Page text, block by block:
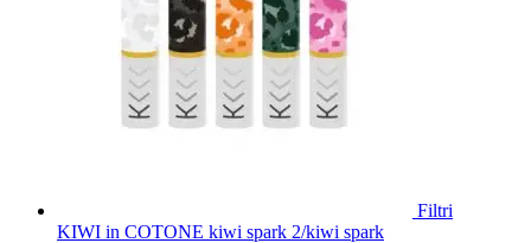
Filtri
KIWI in COTONE kiwi spark 2/kiwi spark